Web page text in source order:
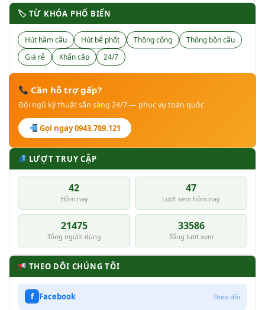
🏷 TỪ KHÓA PHỔ BIẾN
Hút hầm cầu Hút bể phốt Thông cống
Thông bồn cầu
Giá rẻ
Khẩn cấp 24/7
Cần hỗ trợ gấp?
Đội ngũ kỹ thuật sẵn sàng 24/7 — phục vụ toàn quốc
Gọi ngay 0943.789.121
LƯỢT TRUY CẬP
42
Hôm nay
47
Lượt xem hôm nay
21475
Tổng người dùng
33586
Tổng lượt xem
THEO DÕI CHÚNG TÔI
f Facebook Theo dõi